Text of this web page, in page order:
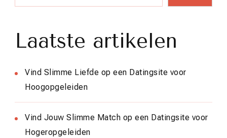
Laatste artikelen
Vind Slimme Liefde op een Datingsite voor
Hoogopgeleiden
Vind Jouw Slimme Match op een Datingsite voor
Hogeropgeleiden